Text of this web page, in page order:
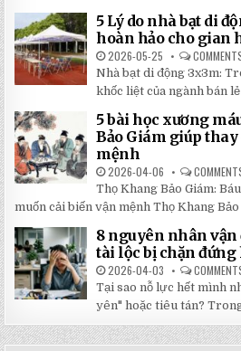
5 Lý do nhà bạt di
hoàn hảo cho gian
2026-05-25
Nhà bạt di động 3x3m:
khốc liệt của ngành bán
5 bài học xương
Bảo Giám giúp
mệnh
2026-04-06
Thọ Khang Bảo Giám:
muốn cải biến vận mệnh Thọ Khang
8 nguyên nhân
tài lộc bị chặn đứng
2026-04-03
Tại sao nỗ lực hết mình
yên" hoặc tiêu tán?